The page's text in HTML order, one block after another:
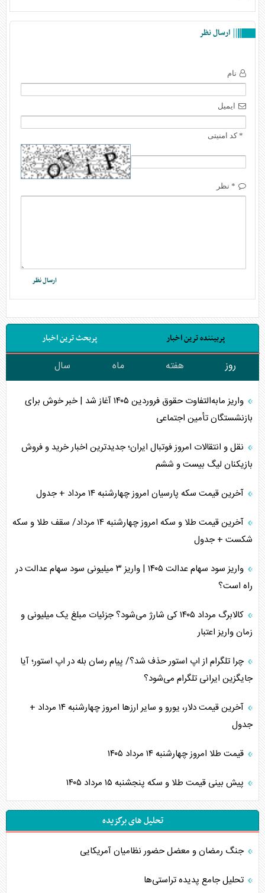
ارسال نظر
نام
ایمیل
* کد امنیتی
* نظر
پربیننده ترین اخبار پربحث ترین اخبار
روز هفته ماه سال
واریز مابه‌التفاوت حقوق فروردین ۱۴۰۵ آغاز شد | خبر خوش برای
بازنشستگان تأمین اجتماعی
نقل و انتقالات امروز فوتبال ایران؛ جدیدترین اخبار خرید و فروش
بازیکنان لیگ بیست و ششم
آخرین قیمت سکه پارسیان امروز چهارشنبه ۱۴ مرداد + جدول
آخرین قیمت طلا و سکه امروز چهارشنبه ۱۴ مرداد/ سقف طلا و سکه
شکست + جدول
واریز سود سهام عدالت ۱۴۰۵ | واریز ۳ میلیونی سود سهام عدالت در
راه است؟
کالابرگ مرداد ۱۴۰۵ کی شارژ می‌شود؟ جزئیات مبلغ یک میلیونی و
زمان واریز اعتبار
چرا تلگرام از اپ استور حذف شد؟/ پیام رسان بله در اپ استور؛ آیا
جایگزین ایرانی تلگرام می‌شود؟
آخرین قیمت دلار، یورو و سایر ارز‌ها امروز چهارشنبه ۱۴ مرداد +
جدول
قیمت طلا امروز چهارشنبه ۱۴ مرداد ۱۴۰۵
پیش بینی قیمت طلا و سکه پنجشنبه ۱۵ مرداد ۱۴۰۵
تحلیل های برگزیده
جنگ رمضان و معضل حضور نظامیان آمریکایی
تحلیل جامع پدیده تراستی‌ها